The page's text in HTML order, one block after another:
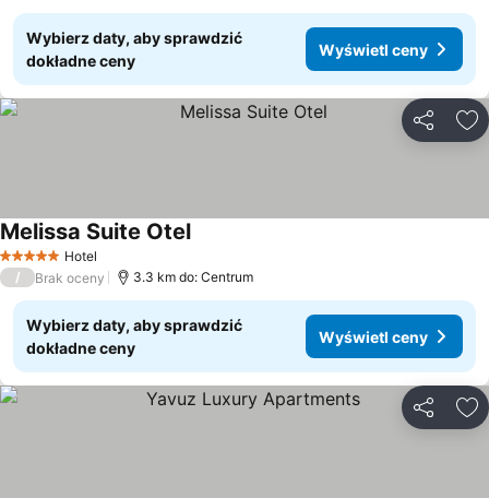
Wybierz daty, aby sprawdzić
dokładne ceny
Wyświetl ceny
5 KategoriaHotel
Melissa Suite Otel
/ Brak oceny 3.3 km do: Centrum
Wybierz daty, aby sprawdzić
dokładne ceny
Wyświetl ceny